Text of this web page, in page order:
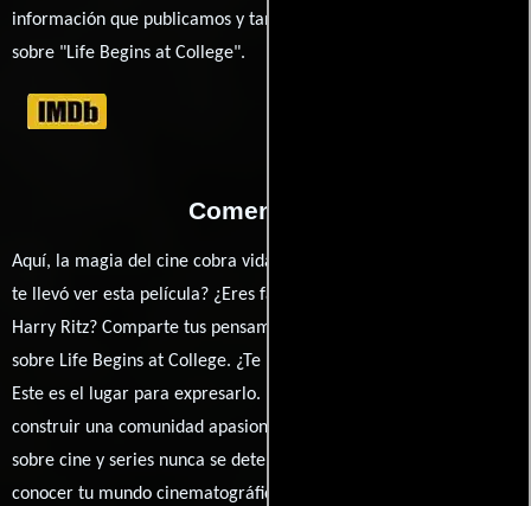
información que publicamos y también ampliar tu conocimiento
sobre "Life Begins at College".
Comentarios
Aquí, la magia del cine cobra vida a través de tus opiniones. ¿Qué
te llevó ver esta película? ¿Eres fan de William A. Seiter, Al Ritz o
Harry Ritz? Comparte tus pensamientos, emociones y críticas
sobre Life Begins at College. ¿Te hizo reír, llorar o reflexionar?
Este es el lugar para expresarlo. ¡No te guardes nada! Queremos
construir una comunidad apasionada donde la conversación
sobre cine y series nunca se detenga. Únete a la charla y déjanos
conocer tu mundo cinematográfico. ¡Los comentarios son la